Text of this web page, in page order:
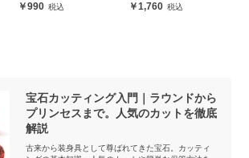
990 1,760
宝石カッティング入門｜ラウンドから
プリンセスまで。人気のカットを徹底
解説
古来から装身具として尊ばれてきた宝石。カッティ